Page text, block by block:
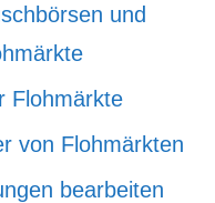
und
Flohmärkte
von Flohmärkten
bearbeiten